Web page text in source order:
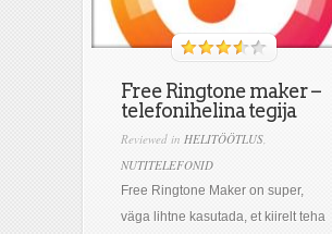
Free Ringtone maker –
telefonihelina tegija
Reviewed in HELITÖÖTLUS,
NUTITELEFONID
Free Ringtone Maker on super,
väga lihtne kasutada, et kiirelt teha